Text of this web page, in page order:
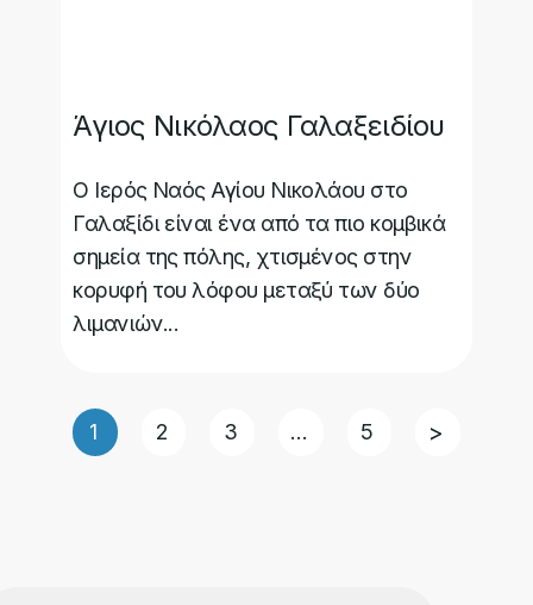
Άγιος Νικόλαος Γαλαξειδίου
Ο Ιερός Ναός Αγίου Νικολάου στο
Γαλαξίδι είναι ένα από τα πιο κομβικά
σημεία της πόλης, χτισμένος στην
κορυφή του λόφου μεταξύ των δύο
λιμανιών...
1 2 3 … 5